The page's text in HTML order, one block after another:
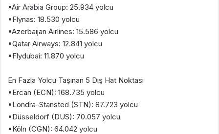
•Air Arabia Group: 25.934 yolcu
•Flynas: 18.530 yolcu
•Azerbaijan Airlines: 15.586 yolcu
•Qatar Airways: 12.841 yolcu
•Flydubai: 11.870 yolcu
En Fazla Yolcu Taşınan 5 Dış Hat Noktası
•Ercan (ECN): 168.735 yolcu
•Londra-Stansted (STN): 87.723 yolcu
•Düsseldorf (DUS): 70.057 yolcu
•Köln (CGN): 64.042 yolcu